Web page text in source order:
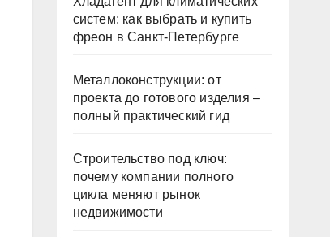
систем: как выбрать и купить
фреон в Санкт-Петербурге
Металлоконструкции: от
проекта до готового изделия –
полный практический гид
Строительство под ключ:
почему компании полного
цикла меняют рынок
недвижимости